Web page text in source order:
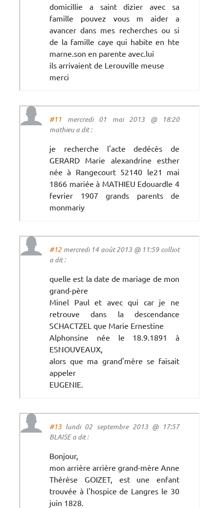
domicillie a saint dizier avec sa
famille pouvez vous m aider a
avancer dans mes recherches ou si
de la famille caye qui habite en hte
marne.son en parente avec.lui
ils arrivaient de Lerouville meuse
merci
#11 mercredi 01 mai 2013 @ 18:20
mathieu a dit :
je recherche l'acte dedécès de
GERARD Marie alexandrine esther
née à Rangecourt 52140 le21 mai
1866 mariée à MATHIEU Edouardle 4
fevrier 1907 grands parents de
monmariy
#12mercredi 14 août 2013 @ 11:59 colliot
a dit :
quelle est la date de mariage de mon
grand-père
Minel Paul et avec qui car je ne
retrouve dans la descendance
SCHACTZEL que Marie Ernestine
Alphonsine née le 18.9.1891 à
ESNOUVEAUX,
alors que ma grand'mère se faisait
appeler
EUGENIE.
#13 lundi 02 septembre 2013 @ 17:57
BLAISE a dit :
Bonjour,
mon arrière arrière grand-mère Anne
Thérèse GOIZET, est une enfant
trouvée à l'hospice de Langres le 30
juin 1828.